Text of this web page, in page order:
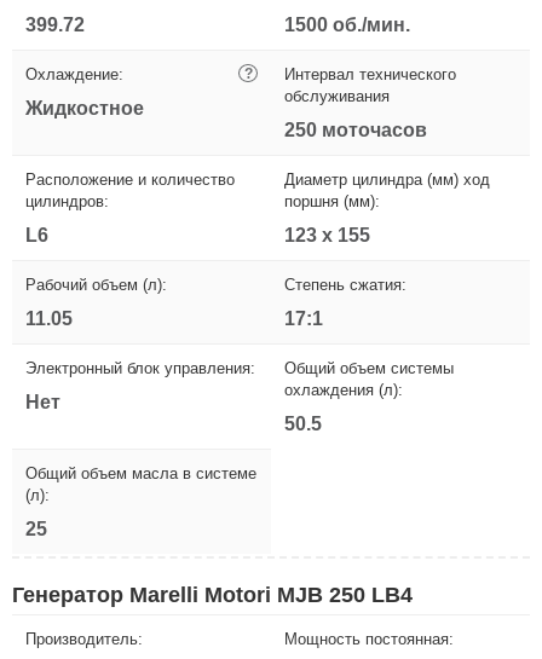
399.72 1500 об./мин.
Охлаждение: ?
Жидкостное
Интервал технического
обслуживания
250 моточасов
Расположение и количество
цилиндров:
L6
Диаметр цилиндра (мм) ход
поршня (мм):
123 x 155
Рабочий объем (л):
11.05
Степень сжатия:
17:1
Электронный блок управления:
Нет
Общий объем системы
охлаждения (л):
50.5
Общий объем масла в системе
(л):
25
Генератор Marelli Motori MJB 250 LB4
Производитель: Мощность постоянная: